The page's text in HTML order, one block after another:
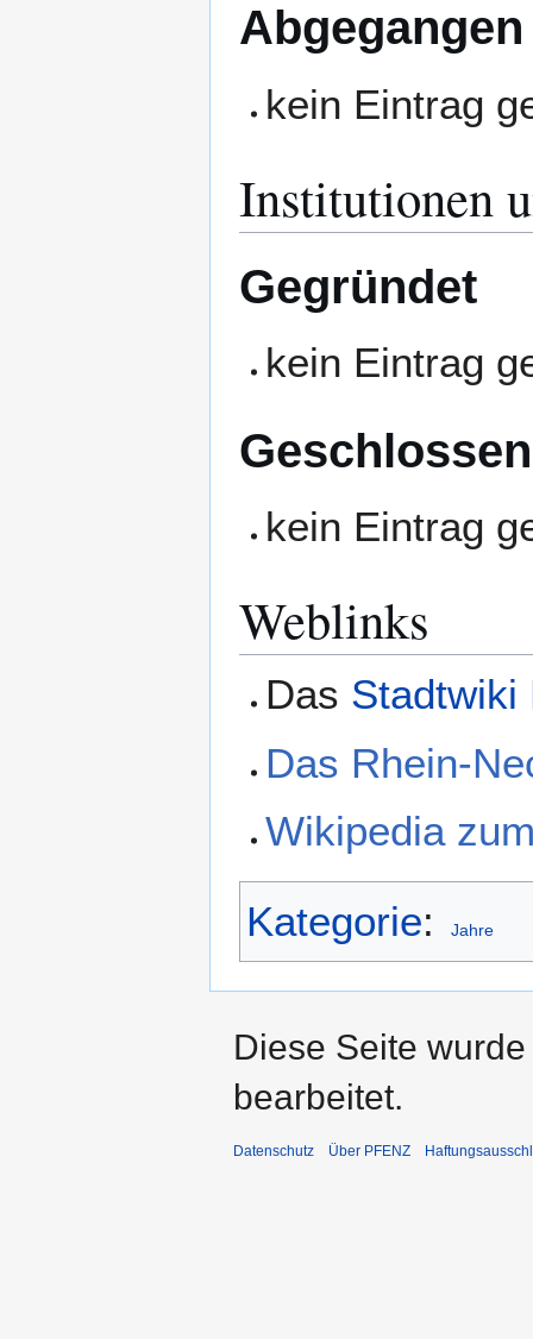
Abgegangen
kein Eintrag
Institutionen
Gegründet
kein Eintrag
Geschlossen
kein Eintrag
Weblinks
Das Stadtwiki
Das Rhein-
Wikipedia
Kategorie: Jahre
Diese Seite
bearbeitet.
Datenschutz Über PFENZ